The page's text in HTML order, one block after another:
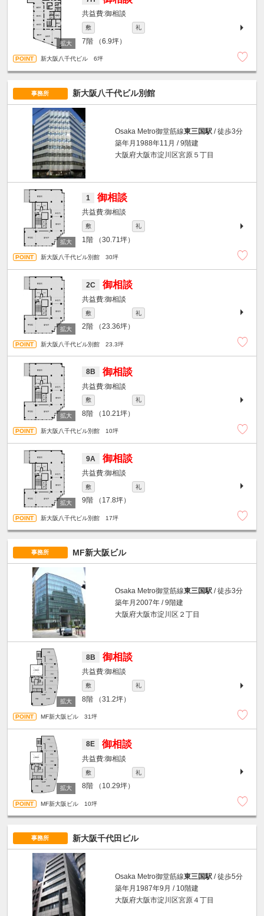
御相談
敷 礼
7階 （6.9坪）
新大阪八千代ビル 6坪
事務所 新大阪八千代ビル別館
Osaka Metro御堂筋線東三国駅 / 徒歩3分
築年月1988年11月 / 9階建
大阪府大阪市淀川区宮原５丁目
1 御相談
御相談
敷 礼
1階 （30.71坪）
新大阪八千代ビル別館 30坪
2C 御相談
御相談
敷 礼
2階 （23.36坪）
新大阪八千代ビル別館 23.3坪
8B 御相談
御相談
敷 礼
8階 （10.21坪）
新大阪八千代ビル別館 10坪
9A 御相談
御相談
敷 礼
9階 （17.8坪）
新大阪八千代ビル別館 17坪
事務所 MF新大阪ビル
Osaka Metro御堂筋線東三国駅 / 徒歩3分
築年月2007年 / 9階建
大阪府大阪市淀川区２丁目
8B 御相談
御相談
敷 礼
8階 （31.2坪）
MF新大阪ビル 31坪
8E 御相談
御相談
敷 礼
8階 （10.29坪）
MF新大阪ビル 10坪
事務所 新大阪千代田ビル
Osaka Metro御堂筋線東三国駅 / 徒歩5分
築年月1987年9月 / 10階建
大阪府大阪市淀川区宮原４丁目